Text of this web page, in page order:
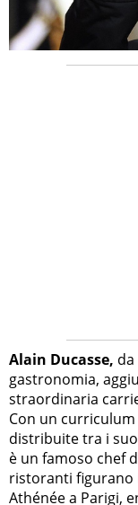
Alain Ducasse,
gastronomia,
straordinaria
Con un
distribuite tra i
è un famoso chef
ristoranti figurano
Athénée a Parigi,